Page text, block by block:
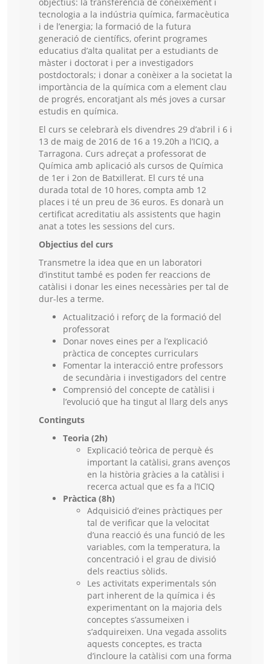
objectius: la transferència de coneixement i
tecnologia a la indústria química, farmacèutica
i de l’energia; la formació de la futura
generació de científics, oferint programes
educatius d’alta qualitat per a estudiants de
màster i doctorat i per a investigadors
postdoctorals; i donar a conèixer a la societat la
importància de la química com a element clau
de progrés, encoratjant als més joves a cursar
estudis en química.
El curs se celebrarà els divendres 29 d’abril i 6 i
13 de maig de 2016 de 16 a 19.20h a l’ICIQ, a
Tarragona. Curs adreçat a professorat de
Química amb aplicació als cursos de Química
de 1er i 2on de Batxillerat. El curs té una
durada total de 10 hores, compta amb 12
places i té un preu de 36 euros. Es donarà un
certificat acreditatiu als assistents que hagin
anat a totes les sessions del curs.
Objectius del curs
Transmetre la idea que en un laboratori
d’institut també es poden fer reaccions de
catàlisi i donar les eines necessàries per tal de
dur-les a terme.
Actualització i reforç de la formació del
professorat
Donar noves eines per a l’explicació
pràctica de conceptes curriculars
Fomentar la interacció entre professors
de secundària i investigadors del centre
Comprensió del concepte de catàlisi i
l’evolució que ha tingut al llarg dels anys
Continguts
Teoria (2h)
Explicació teòrica de perquè és
important la catàlisi, grans avenços
en la història gràcies a la catàlisi i
recerca actual que es fa a l’ICIQ
Pràctica (8h)
Adquisició d’eines pràctiques per
tal de verificar que la velocitat
d’una reacció és una funció de les
variables, com la temperatura, la
concentració i el grau de divisió
dels reactius sòlids.
Les activitats experimentals són
part inherent de la química i és
experimentant on la majoria dels
conceptes s’assumeixen i
s’adquireixen. Una vegada assolits
aquests conceptes, es tracta
d’incloure la catàlisi com una forma